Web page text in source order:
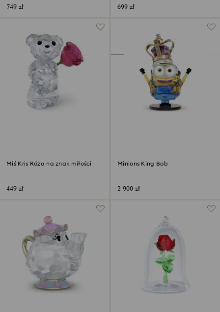
749 zł 699 zł
Miś Kris Róża na znak miłości
449 zł
Minions King Bob
2 900 zł